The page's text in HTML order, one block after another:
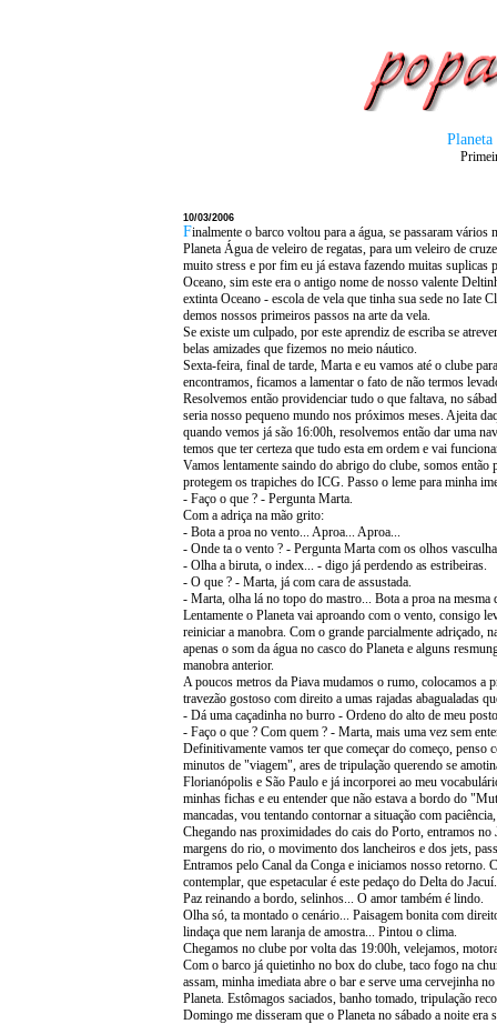
10/03/2006
Finalmente o barco voltou para a água, se passaram
Planeta Água de veleiro de regatas, para um veleiro de
muito stress e por fim eu já estava fazendo muitas suplicas
Oceano, sim este era o antigo nome de nosso valente
extinta Oceano - escola de vela que tinha sua sede no Iate
demos nossos primeiros passos na arte da vela.
Se existe um culpado, por este aprendiz de escriba se
belas amizades que fizemos no meio náutico.
Sexta-feira, final de tarde, Marta e eu vamos até o clube
encontramos, ficamos a lamentar o fato de não termos
Resolvemos então providenciar tudo o que faltava, no
seria nosso pequeno mundo nos próximos meses. Ajeita
quando vemos já são 16:00h, resolvemos então dar uma
temos que ter certeza que tudo esta em ordem e vai
Vamos lentamente saindo do abrigo do clube, somos
protegem os trapiches do ICG. Passo o leme para minha
- Faço o que ? - Pergunta Marta.
Com a adriça na mão grito:
- Bota a proa no vento... Aproa... Aproa...
- Onde ta o vento ? - Pergunta Marta com os olhos
- Olha a biruta, o index... - digo já perdendo as estribeiras.
- O que ? - Marta, já com cara de assustada.
- Marta, olha lá no topo do mastro... Bota a proa na
Lentamente o Planeta vai aproando com o vento, consigo
reiniciar a manobra. Com o grande parcialmente adriçado,
apenas o som da água no casco do Planeta e alguns
manobra anterior.
A poucos metros da Piava mudamos o rumo, colocamos a
travezão gostoso com direito a umas rajadas abagualadas
- Dá uma caçadinha no burro - Ordeno do alto de meu
- Faço o que ? Com quem ? - Marta, mais uma vez sem
Definitivamente vamos ter que começar do começo, penso
minutos de "viagem", ares de tripulação querendo se
Florianópolis e São Paulo e já incorporei ao meu
minhas fichas e eu entender que não estava a bordo do
mancadas, vou tentando contornar a situação com
Chegando nas proximidades do cais do Porto, entramos
margens do rio, o movimento dos lancheiros e dos jets,
Entramos pelo Canal da Conga e iniciamos nosso retorno.
contemplar, que espetacular é este pedaço do Delta do Jacuí.
Paz reinando a bordo, selinhos... O amor também é lindo.
Olha só, ta montado o cenário... Paisagem bonita com
lindaça que nem laranja de amostra... Pintou o clima.
Chegamos no clube por volta das 19:00h, velejamos,
Com o barco já quietinho no box do clube, taco fogo na
assam, minha imediata abre o bar e serve uma cervejinha
Planeta. Estômagos saciados, banho tomado, tripulação
Domingo me disseram que o Planeta no sábado a noite era